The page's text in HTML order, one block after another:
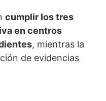
cumplir los tres
en centros
, mientras la
de evidencias